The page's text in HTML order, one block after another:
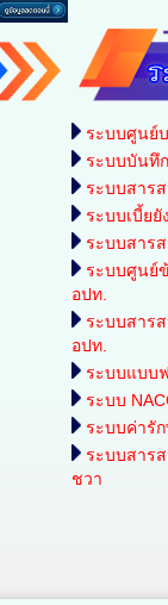
ระบบศูนย์
ระบบบันทึ
ระบบสาร
ระบบเบี้ยยั
ระบบสาร
ระบบศูนย์
อปท.
ระบบสาร
อปท.
ระบบแบบ
ระบบ
ระบบค่ารั
ระบบสาร
ชวา